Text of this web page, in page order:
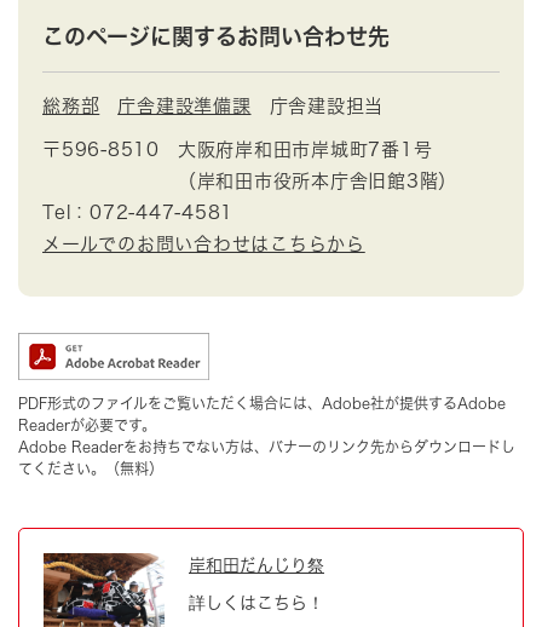
このページに関するお問い合わせ先
総務部 庁舎建設準備課 庁舎建設担当
〒596-8510
大阪府岸和田市岸城町7番1号
（岸和田市役所本庁舎旧館3階）
Tel：072-447-4581
メールでのお問い合わせはこちらから
PDF形式のファイルをご覧いただく場合には、Adobe社が提供するAdobe
Readerが必要です。
Adobe Readerをお持ちでない方は、バナーのリンク先からダウンロードし
てください。（無料）
岸和田だんじり祭
詳しくはこちら！